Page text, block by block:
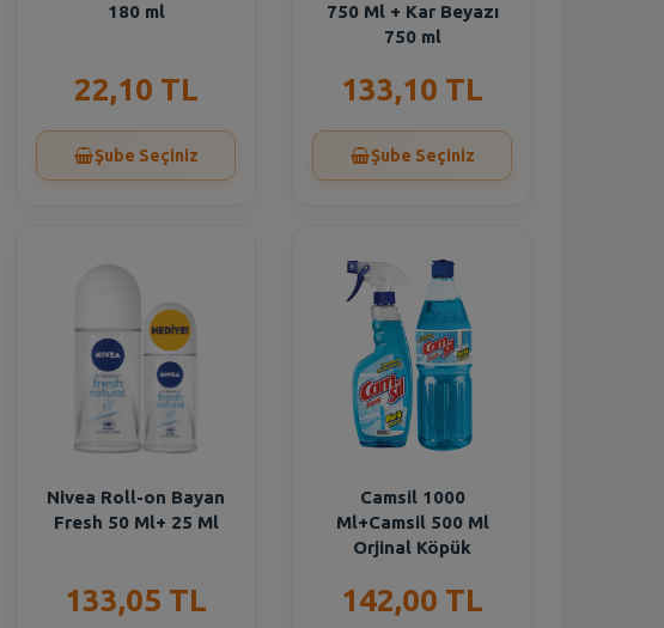
180 ml
22,10 TL
Şube Seçiniz
750 Ml + Kar Beyazı
750 ml
133,10 TL
Şube Seçiniz
Nivea Roll-on Bayan
Fresh 50 Ml+ 25 Ml
133,05 TL
Camsil 1000
Ml+Camsil 500 Ml
Orjinal Köpük
142,00 TL